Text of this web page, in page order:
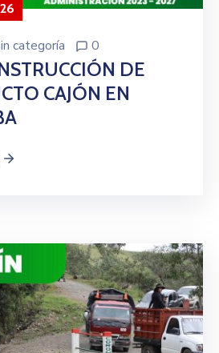
categoría 0
DE
CAJÓN EN